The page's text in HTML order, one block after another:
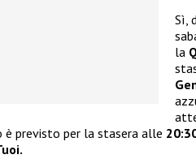
Sì,
la
è previsto per la stasera alle